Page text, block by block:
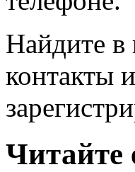
Найдите в
контакты
Читайте